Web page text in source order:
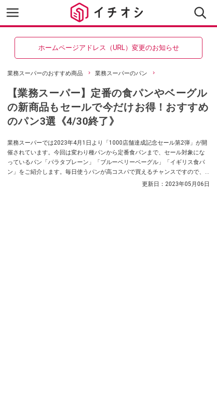
ホームページアドレス（URL）変更のお知らせ
業務スーパーのおすすめ商品 業務スーパーのパン
【業務スーパー】定番の食パンやベーグル
の新商品もセールで今だけお得！おすすめ
のパン3選《4/30終了》
業務スーパーでは2023年4月1日より「1000店舗達成記念セール第2弾」が開
催されています。今回は変わり種パンから定番食パンまで、セール対象にな
っているパン「パラタプレーン」「ブルーベリーベーグル」「イギリス食パ
ン」をご紹介します。毎日使うパンが高コスパで買えるチャンスですので、
更新日： 2023年05月06日